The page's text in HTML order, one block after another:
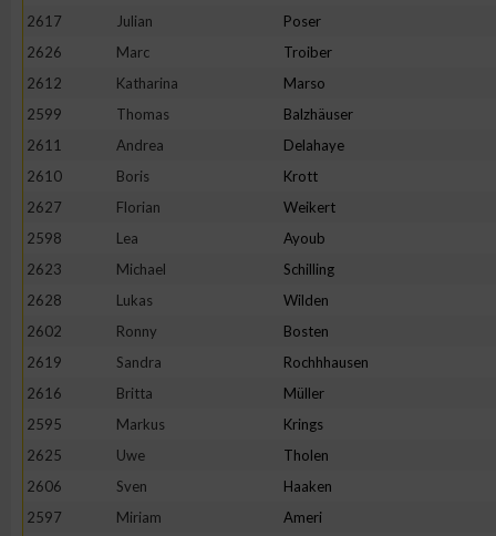
2617
Julian Poser
2626
Marc Troiber
2612
Katharina Marso
2599
Thomas Balzhäuser
2611
Andrea Delahaye
2610
Boris Krott
2627
Florian Weikert
2598
Lea Ayoub
2623
Michael Schilling
2628
Lukas Wilden
2602
Ronny Bosten
2619
Sandra Rochhhausen
2616
Britta Müller
2595
Markus Krings
2625
Uwe Tholen
2606
Sven Haaken
2597
Miriam Ameri